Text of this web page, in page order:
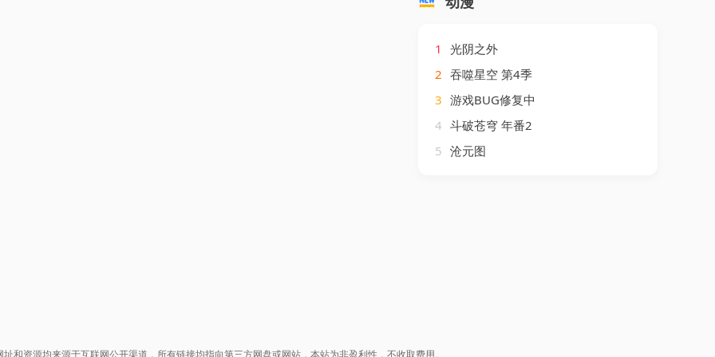
1
光阴之外
2 吞噬星空 第4季
3 游戏BUG修复中
4 斗破苍穹 年番2
5 沧元图
和资源均来源于互联网公开渠道，所有链接均指向第三方网盘或网站，本站为非盈利性，不收取费用。